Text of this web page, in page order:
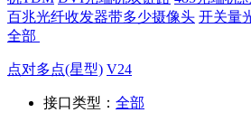
百兆光纤收发器带多少摄像头 开关量
全部
点对多点(星型) V24
接口类型： 全部